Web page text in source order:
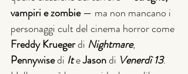
vampiri e zombie — ma non mancano i
personaggi cult del cinema horror come
Freddy Krueger di Nightmare,
Pennywise di It e Jason di Venerdì 13.